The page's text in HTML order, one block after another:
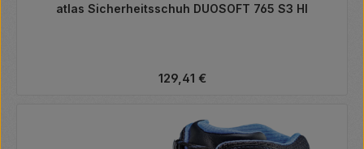
atlas Sicherheitsschuh DUOSOFT 765 S3 HI
Regulärer Preis:
129,41 €